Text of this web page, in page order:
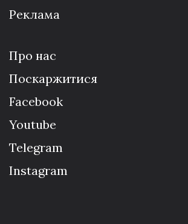
Реклама
Про нас
Поскаржитися
Facebook
Youtube
Telegram
Instagram